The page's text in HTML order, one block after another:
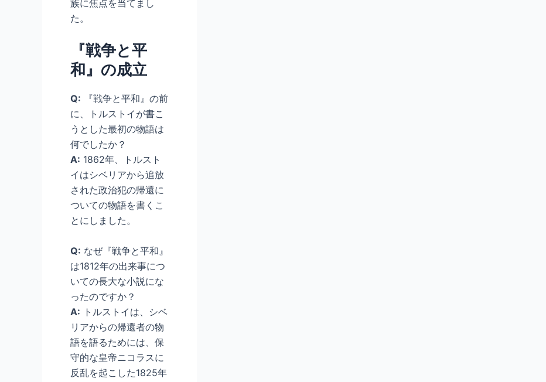
族に焦点を当てまし
た。
『戦争と平
和』の成立
Q: 『戦争と平和』の前
に、トルストイが書こ
うとした最初の物語は
何でしたか？
A: 1862年、トルスト
イはシベリアから追放
された政治犯の帰還に
ついての物語を書くこ
とにしました。
Q: なぜ『戦争と平和』
は1812年の出来事につ
いての長大な小説にな
ったのですか？
A: トルストイは、シベ
リアからの帰還者の物
語を語るためには、保
守的な皇帝ニコラスに
反乱を起こした1825年